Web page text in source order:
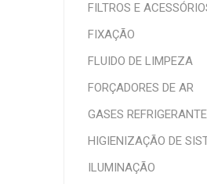
FILTROS E
FIXAÇÃO
FLUIDO DE LIMPEZA
FORÇADORES DE AR
GASES
HIGIENIZAÇÃO DE
ILUMINAÇÃO